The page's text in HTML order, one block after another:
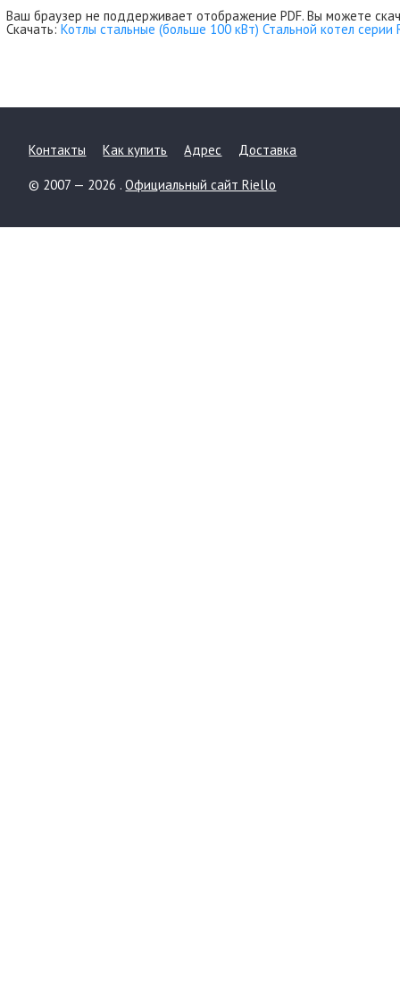
Ваш браузер не поддерживает отображение PDF. Вы можете
Скачать:Котлы стальные (больше 100 кВт) Стальной котел серии
Контакты Как купить Адрес Доставка
© 2007 — 2026 .Официальный сайт Riello